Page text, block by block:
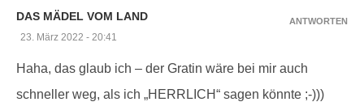
DAS MÄDEL VOM LAND
23. März 2022 - 20:41
Haha, das glaub ich – der Gratin wäre bei mir auch
schneller weg, als ich „HERRLICH“ sagen könnte ;-)))
ANTWORTEN